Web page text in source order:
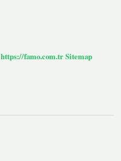
https://famo.com.trSitemap